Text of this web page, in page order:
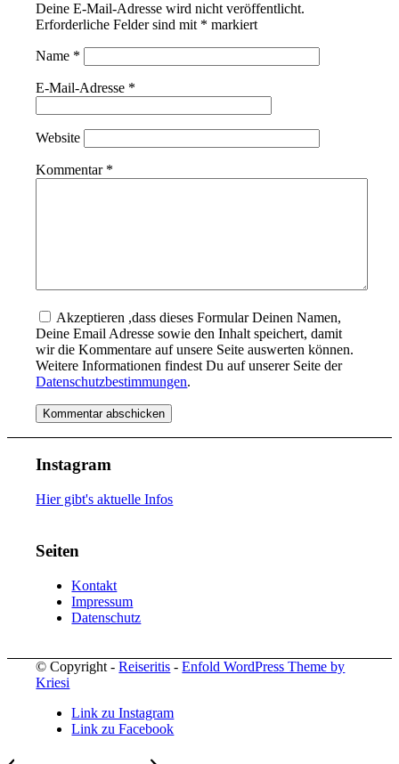
Deine E-Mail-Adresse wird nicht veröffentlicht.
Erforderliche Felder sind mit * markiert
Name *
E-Mail-Adresse *
Website
Kommentar *
Akzeptieren ,dass dieses Formular Deinen Namen,
Deine Email Adresse sowie den Inhalt speichert, damit
wir die Kommentare auf unsere Seite auswerten können.
Weitere Informationen findest Du auf unserer Seite der
Datenschutzbestimmungen.
Instagram
Hier gibt's aktuelle Infos
Seiten
Kontakt
Impressum
Datenschutz
© Copyright -Reiseritis -Enfold WordPress Theme by
Kriesi
Link zu Instagram
Link zu Facebook